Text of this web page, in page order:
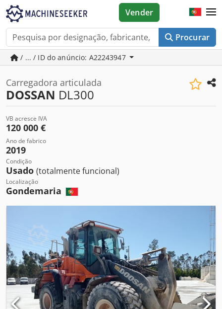
Procurar
Vender
/ ... / ID do anúncio: A22243947
Carregadora articulada
DOSSAN DL300
VB acresce IVA
120 000 €
Ano de fabrico
2019
Condição
Usado (totalmente funcional)
Localização
Gondemaria